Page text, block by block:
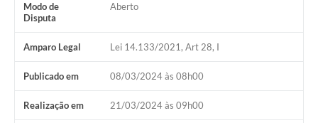
Ouvidoria
Acessibilidade
Contratos
Notícias
Modo de
Disputa
Aberto
Amparo Legal Lei 14.133/2021, Art 28, I
Publicado em 08/03/2024 às 08h00
Realização em 21/03/2024 às 09h00